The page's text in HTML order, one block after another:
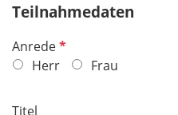
Teilnahmedaten
AnredeP
f
Herr Frau
Titel